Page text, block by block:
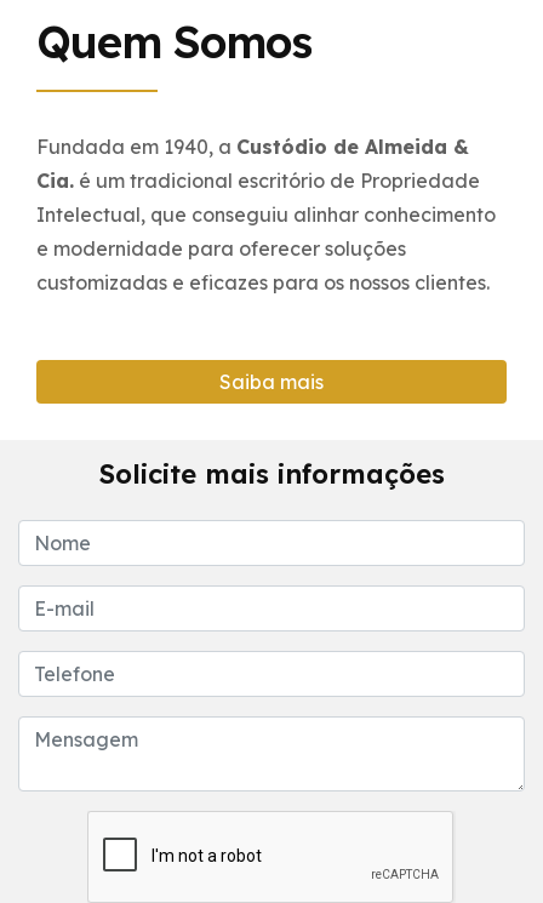
Quem Somos
Fundada em 1940, a Custódio de Almeida &
Cia. é um tradicional escritório de Propriedade
Intelectual, que conseguiu alinhar conhecimento
e modernidade para oferecer soluções
customizadas e eficazes para os nossos clientes.
Saiba mais
Solicite mais informações